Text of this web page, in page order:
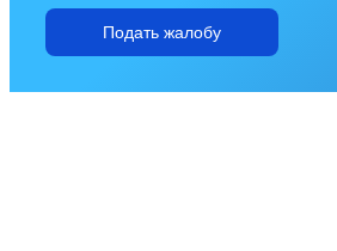
Подать жалобу